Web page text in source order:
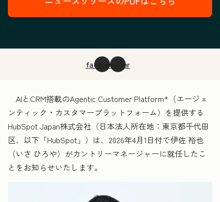
facebooktwitter
AIとCRM搭載のAgentic Customer Platform* （エージェ
ンティック・カスタマープラットフォーム）を提供する
HubSpot Japan株式会社（日本法人所在地：東京都千代田
区、以下「HubSpot」）は、2026年4月1日付で伊佐 裕也
（いさ ひろや）がカントリーマネージャーに就任したこ
とをお知らせいたします。